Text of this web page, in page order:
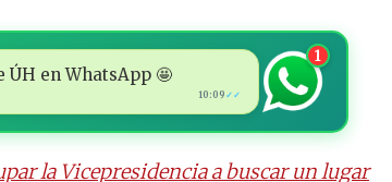
en WhatsApp 🤩
10:09 ✓✓
1
la Vicepresidencia a buscar un lugar